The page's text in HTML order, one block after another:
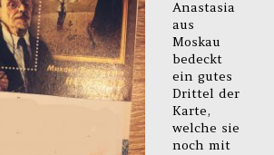
Anastasia
aus
Moskau
bedeckt
ein gutes
Drittel der
Karte,
welche sie
noch mit